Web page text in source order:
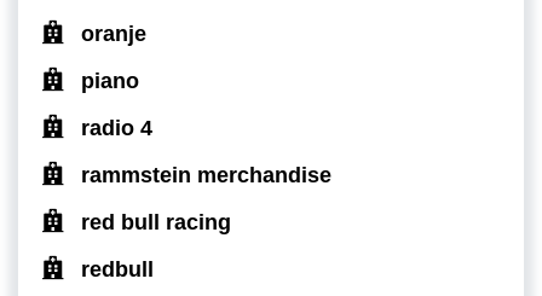
oranje
piano
radio 4
rammstein merchandise
red bull racing
redbull